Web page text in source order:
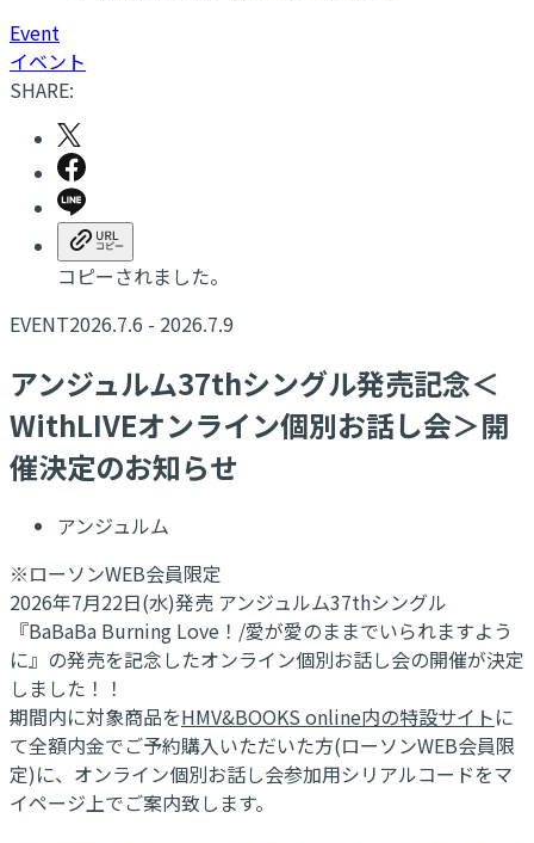
Event
イベント
SHARE:
コピーされました。
EVENT2026.7.6 - 2026.7.9
アンジュルム37thシングル発売記念＜
WithLIVEオンライン個別お話し会＞開
催決定のお知らせ
アンジュルム
※ローソンWEB会員限定
2026年7月22日(水)発売 アンジュルム37thシングル
『BaBaBa Burning Love！/愛が愛のままでいられますよう
に』の発売を記念したオンライン個別お話し会の開催が決定
しました！！
期間内に対象商品をHMV&BOOKS online内の特設サイトに
て全額内金でご予約購入いただいた方(ローソンWEB会員限
定)に、オンライン個別お話し会参加用シリアルコードをマ
イページ上でご案内致します。